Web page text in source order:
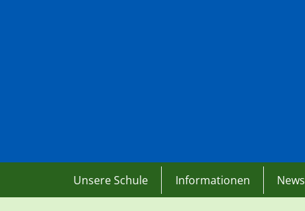
Unsere Schule Informationen News